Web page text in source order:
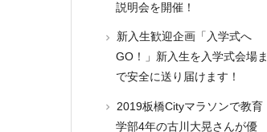
説明会を開催！
新入生歓迎企画「入学式へ
GO！」新入生を入学式会場ま
で安全に送り届けます！
2019板橋Cityマラソンで教育
学部4年の古川大晃さんが優